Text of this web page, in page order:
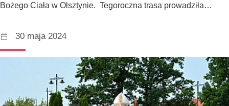
Bożego Ciała w Olsztynie. Tegoroczna trasa prowadziła…
30 maja 2024